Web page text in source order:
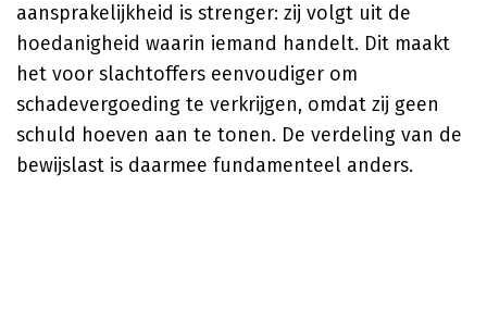
aansprakelijkheid is strenger: zij volgt uit de
hoedanigheid waarin iemand handelt. Dit maakt
het voor slachtoffers eenvoudiger om
schadevergoeding te verkrijgen, omdat zij geen
schuld hoeven aan te tonen. De verdeling van de
bewijslast is daarmee fundamenteel anders.